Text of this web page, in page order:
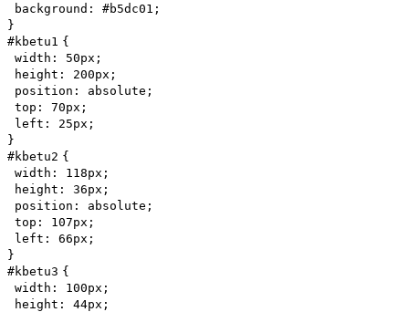
background : #b5dc01 ;
}
#kbetu1 {
width : 50px ;
height : 200px ;
position : absolute ;
top : 70px ;
left : 25px ;
}
#kbetu2 {
width : 118px ;
height : 36px ;
position : absolute ;
top : 107px ;
left : 66px ;
}
#kbetu3 {
width : 100px ;
height : 44px ;